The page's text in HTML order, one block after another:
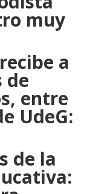
muy
a
de
entre
UdeG:
de la